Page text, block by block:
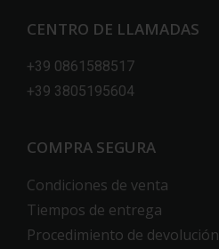
CENTRO DE LLAMADAS
+39 0861588517
+39 3805195604
COMPRA SEGURA
Condiciones de venta
Tiempos de entrega
Procedimiento de devolución